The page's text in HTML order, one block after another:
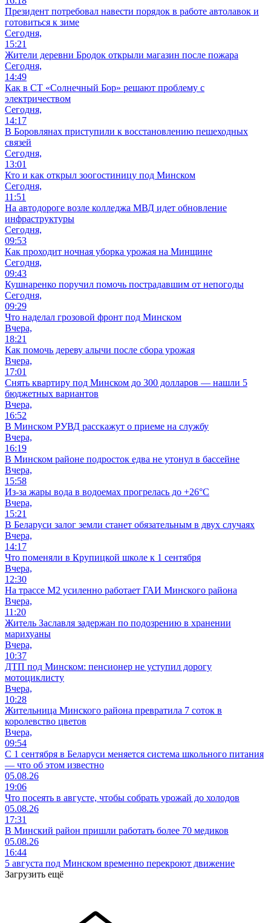
Президент потребовал навести порядок в работе автолавок и
готовиться к зиме
Сегодня,
15:21
Жители деревни Бродок открыли магазин после пожара
Сегодня,
14:49
Как в СТ «Солнечный Бор» решают проблему с
электричеством
Сегодня,
14:17
В Боровлянах приступили к восстановлению пешеходных
связей
Сегодня,
13:01
Кто и как открыл зоогостиницу под Минском
Сегодня,
11:51
На автодороге возле колледжа МВД идет обновление
инфраструктуры
Сегодня,
09:53
Как проходит ночная уборка урожая на Минщине
Сегодня,
09:43
Кушнаренко поручил помочь пострадавшим от непогоды
Сегодня,
09:29
Что наделал грозовой фронт под Минском
Вчера,
18:21
Как помочь дереву алычи после сбора урожая
Вчера,
17:01
Снять квартиру под Минском до 300 долларов — нашли 5
бюджетных вариантов
Вчера,
16:52
В Минском РУВД расскажут о приеме на службу
Вчера,
16:19
В Минском районе подросток едва не утонул в бассейне
Вчера,
15:58
Из-за жары вода в водоемах прогрелась до +26°C
Вчера,
15:21
В Беларуси залог земли станет обязательным в двух случаях
Вчера,
14:17
Что поменяли в Крупицкой школе к 1 сентября
Вчера,
12:30
На трассе М2 усиленно работает ГАИ Минского района
Вчера,
11:20
Житель Заславля задержан по подозрению в хранении
марихуаны
Вчера,
10:37
ДТП под Минском: пенсионер не уступил дорогу
мотоциклисту
Вчера,
10:28
Жительница Минского района превратила 7 соток в
королевство цветов
Вчера,
09:54
С 1 сентября в Беларуси меняется система школьного питания
— что об этом известно
05.08.26
19:06
Что посеять в августе, чтобы собрать урожай до холодов
05.08.26
17:31
В Минский район пришли работать более 70 медиков
05.08.26
16:44
5 августа под Минском временно перекроют движение
Загрузить ещё